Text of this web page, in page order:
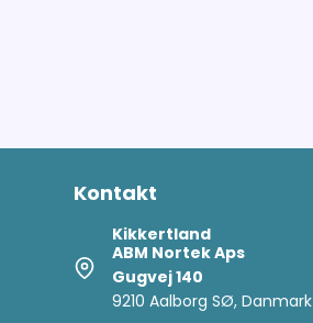
Kontakt
Kikkertland
ABM Nortek Aps
Gugvej 140
9210 Aalborg SØ, Danmark